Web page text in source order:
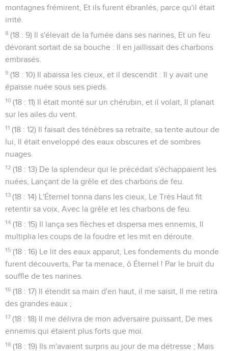
montagnes frémirent, Et ils furent ébranlés, parce qu'il était
irrité.
8 (18 : 9) Il s'élevait de la fumée dans ses narines, Et un feu
dévorant sortait de sa bouche : Il en jaillissait des charbons
embrasés.
9 (18 : 10) Il abaissa les cieux, et il descendit : Il y avait une
épaisse nuée sous ses pieds.
10 (18 : 11) Il était monté sur un chérubin, et il volait, Il planait
sur les ailes du vent.
11 (18 : 12) Il faisait des ténèbres sa retraite, sa tente autour de
lui, Il était enveloppé des eaux obscures et de sombres
nuages.
12 (18 : 13) De la splendeur qui le précédait s'échappaient les
nuées, Lançant de la grêle et des charbons de feu.
13 (18 : 14) L'Éternel tonna dans les cieux, Le Très Haut fit
retentir sa voix, Avec la grêle et les charbons de feu.
14 (18 : 15) Il lança ses flèches et dispersa mes ennemis, Il
multiplia les coups de la foudre et les mit en déroute.
15 (18 : 16) Le lit des eaux apparut, Les fondements du monde
furent découverts, Par ta menace, ô Éternel ! Par le bruit du
souffle de tes narines.
16 (18 : 17) Il étendit sa main d'en haut, il me saisit, Il me retira
des grandes eaux ;
17 (18 : 18) Il me délivra de mon adversaire puissant, De mes
ennemis qui étaient plus forts que moi.
18 (18 : 19) Ils m'avaient surpris au jour de ma détresse ; Mais